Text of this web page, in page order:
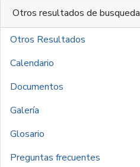
Otros resultados de busqueda
Otros Resultados
Calendario
Documentos
Galería
Glosario
Preguntas frecuentes